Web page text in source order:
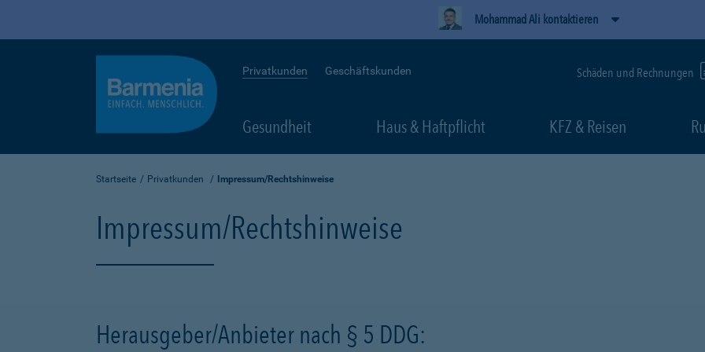
Mohammad Ali kontaktieren
Privatkunden Geschäftskunden Schäden und Rechnungen
Gesundheit Haus & Haftpflicht KFZ & Reisen
Startseite Privatkunden Impressum/Rechtshinweise
Impressum/Rechtshinweise
Herausgeber/Anbieter nach § 5 DDG: